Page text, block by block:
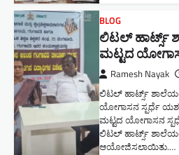
BLOG
ಲಿಟಲ್ ಹಾರ್ಟ್ಸ್
ಮಟ್ಟದ
Ramesh Nayak
ಲಿಟಲ್ ಹಾರ್ಟ್ಸ್
ಯೋಗಾಸನ ಸ್ಪರ್ಧೆ
ಮಟ್ಟದ ಯೋಗಾಸನ
ಲಿಟಲ್ ಹಾರ್ಟ್ಸ್
ಆಯೋಜಿಸಲಾಯಿತು.…